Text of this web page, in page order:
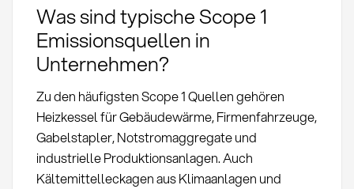
Was sind typische Scope 1
Emissionsquellen in
Unternehmen?
Zu den häufigsten Scope 1 Quellen gehören
Heizkessel für Gebäudewärme, Firmenfahrzeuge,
Gabelstapler, Notstromaggregate und
industrielle Produktionsanlagen. Auch
Kältemittelleckagen aus Klimaanlagen und